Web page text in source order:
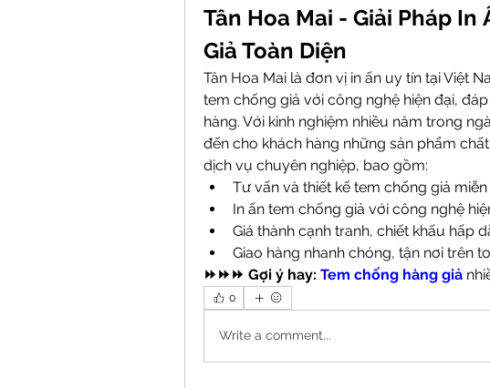
Tân Hoa Mai - Giải Pháp In
Giả Toàn Diện
Tân Hoa Mai là đơn vị in ấn uy tín tại Việt
tem chống giả với công nghệ hiện đại,
hàng. Với kinh nghiệm nhiều năm trong
đến cho khách hàng những sản phẩm
dịch vụ chuyên nghiệp, bao gồm:
Tư vấn và thiết kế tem chống giả miễn
In ấn tem chống giả với công nghệ
Giá thành cạnh tranh, chiết khấu hấp
Giao hàng nhanh chóng, tận nơi trên
⏩⏩⏩ Gợi ý hay: Tem chống hàng giả
0
Write a comment...